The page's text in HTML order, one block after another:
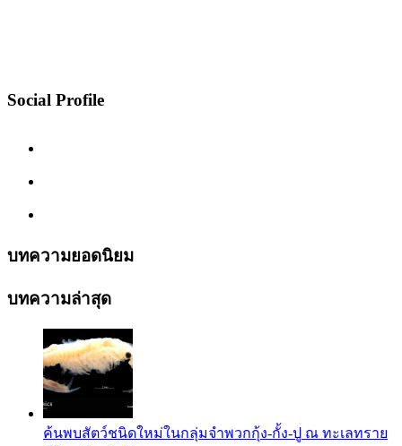
Social Profile
บทความยอดนิยม
บทความล่าสุด
ค้นพบสัตว์ชนิดใหม่ในกลุ่มจำพวกกุ้ง-กั้ง-ปู ณ ทะเลทราย